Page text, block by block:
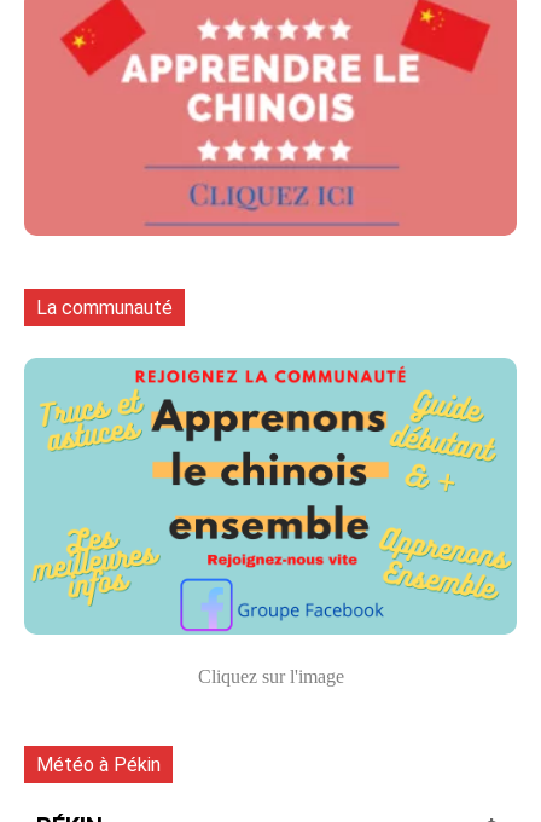
La communauté
Cliquez sur l'image
Météo à Pékin